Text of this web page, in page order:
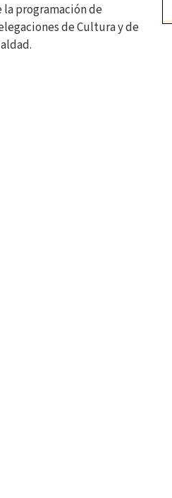
programación de
de Cultura y de